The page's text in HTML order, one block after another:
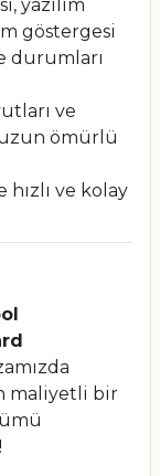
yazılım
göstergesi
durumları
ve
uzun ömürlü
hızlı ve kolay
maliyetli bir